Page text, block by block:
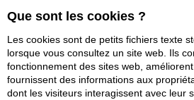
Que sont les cookies ?
Les cookies sont de petits fichiers texte
lorsque vous consultez un site web. Ils
fonctionnement des sites web,
fournissent des informations aux
dont les visiteurs interagissent avec leur